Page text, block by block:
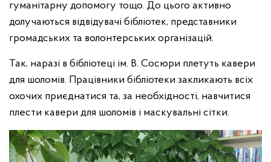
гуманітарну допомогу тощо. До цього активно
долучаються відвідувачі бібліотек, представники
громадських та волонтерських організацій.
Так, наразі в бібліотеці ім. В. Сосюри плетуть кавери
для шоломів. Працівники бібліотеки закликають всіх
охочих приєднатися та, за необхідності, навчитися
плести кавери для шоломів і маскувальні сітки.